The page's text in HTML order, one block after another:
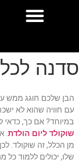
סדנה
הבן שלכם חוגג ממש
עם חוויה שהוא לא
במיוחד? אם כך,
שוקולד ליום הולדת.
מן הכלל, זה שוקולד.
שלו, יכולים ללמוד